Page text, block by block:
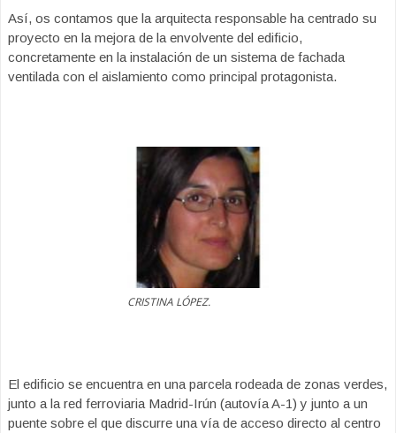
Así, os contamos que la arquitecta responsable ha centrado su
proyecto en la mejora de la envolvente del edificio,
concretamente en la instalación de un sistema de fachada
ventilada con el aislamiento como principal protagonista.
CRISTINA LÓPEZ.
El edificio se encuentra en una parcela rodeada de zonas verdes,
junto a la red ferroviaria Madrid-Irún (autovía A-1) y junto a un
puente sobre el que discurre una vía de acceso directo al centro